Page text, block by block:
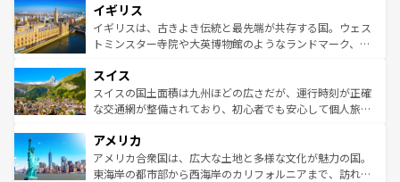
いる。シャンパンの発祥地であるランス、プロヴァンスの
香り高いラベンダー畑など、多彩な楽しみ方が可能だ。さ
らに、パリ以外の地域にも魅力が溢れており、どの街角に
れる地方に足を運ぶとそれぞれで全く異なる文化を体験で
きるだろう。 なお、新着のフランス情報はコンテンツ一覧
を参照してほしい。
顔を持つこの国は、どこを歩いても飽きることがない。ベ
ルリンの文化的活気、バイエルン州のアルプスの絶景、そ
してライン川沿いのワイン畑といった風景は必見。ビール
は、お酒好きな人にはぜひ体験してほしい。 なお、新着の
ドイツ情報はコンテンツ一覧を参照してほしい。
イギリス
イギリスは、古きよき伝統と最先端が共存する国。ウェス
トミンスター寺院や大英博物館のようなランドマーク、歴
リアごとに異なる魅力がある。また、優雅なアフタヌーン
ティー、ビール好きにはたまらない英国パブ、サッカー観
戦など、本場だからこそできる体験も豊富。イギリスを旅
ンツ一覧を参照してほしい。
スイス
スイスの国土面積は九州ほどの広さだが、運行時刻が正確
な交通網が整備されており、初心者でも安心して個人旅行
の建物がそのまま残る町や、スイスならではのユニークな
博物館もあり、アルプス観光だけでなく町歩きも満喫する
ことができる。国民の所得が高いため物価も高いが、旅行
アメリカ
アメリカ合衆国は、広大な土地と多様な文化が魅力の国。
東海岸の都市部から西海岸のカリフォルニアまで、訪れる